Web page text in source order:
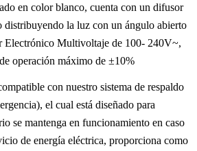
en color blanco, cuenta con un difusor
distribuyendo la luz con un ángulo abierto
Electrónico Multivoltaje de 100- 240V~,
operación máximo de ±10%
con nuestro sistema de respaldo
el cual está diseñado para
se mantenga en funcionamiento en caso
de energía eléctrica, proporciona como